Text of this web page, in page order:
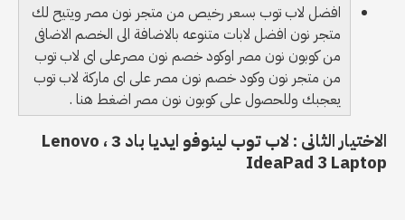
افضل لاب توب بسعر رخيص من متجر نون مصر ويتيح لك
متجر نون افضل لابات متنوعه بالاضافة الى الخصم الاضافى
من كوبون نون مصر اوكود خصم نون مصرعلى اى لاب توب
من متجر نون وكود خصم نون مصر على اى ماركة لاب توب
يعجبك وللحصول على كوبون نون مصر اضغط هنا .
الاختيار الثانى : لاب توب لينوفو ايديا باد 3 ، Lenovo
IdeaPad 3 Laptop